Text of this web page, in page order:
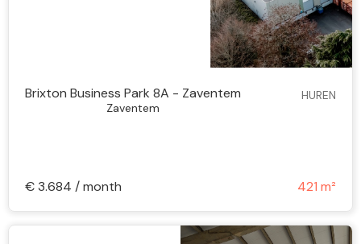
Brixton Business Park 8A - Zaventem
Zaventem
HUREN
€ 3.684 / month 421 m²